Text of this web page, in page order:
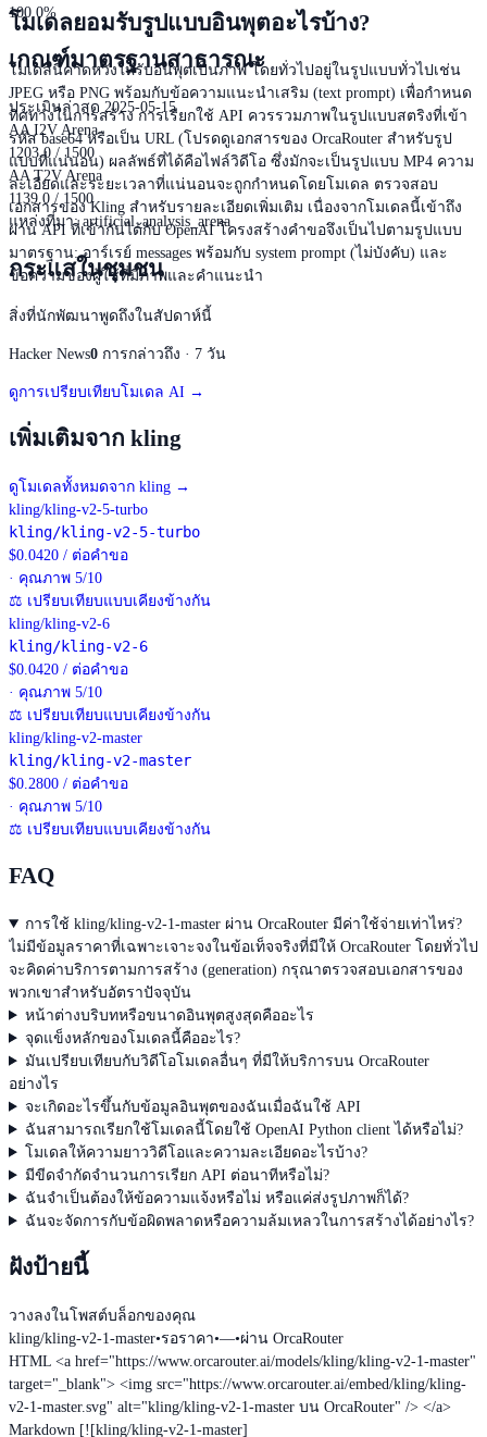
โมเดลยอมรับรูปแบบอินพุตอะไรบ้าง?
โมเดลนี้คาดหวังให้รับอินพุตเป็นภาพ โดยทั่วไปอยู่ในรูปแบบทั่วไปเช่น
JPEG หรือ PNG พร้อมกับข้อความแนะนำเสริม (text prompt) เพื่อกำหนด
ทิศทางในการสร้าง การเรียกใช้ API ควรรวมภาพในรูปแบบสตริงที่เข้า
รหัส base64 หรือเป็น URL (โปรดดูเอกสารของ OrcaRouter สำหรับรูป
แบบที่แน่นอน) ผลลัพธ์ที่ได้คือไฟล์วิดีโอ ซึ่งมักจะเป็นรูปแบบ MP4 ความ
ละเอียดและระยะเวลาที่แน่นอนจะถูกกำหนดโดยโมเดล ตรวจสอบ
เอกสารของ Kling สำหรับรายละเอียดเพิ่มเติม เนื่องจากโมเดลนี้เข้าถึง
ผ่าน API ที่เข้ากันได้กับ OpenAI โครงสร้างคำขอจึงเป็นไปตามรูปแบบ
มาตรฐาน: อาร์เรย์ messages พร้อมกับ system prompt (ไม่บังคับ) และ
ข้อความของผู้ใช้ที่มีภาพและคำแนะนำ
100.0%
เกณฑ์มาตรฐานสาธารณะ
ประเมินล่าสุด 2025-05-15
AA I2V Arena
1203.0 / 1500
AA T2V Arena
1139.0 / 1500
แหล่งที่มา: artificial_analysis_arena
กระแสในชุมชน
สิ่งที่นักพัฒนาพูดถึงในสัปดาห์นี้
Hacker News0 การกล่าวถึง · 7 วัน
ดูการเปรียบเทียบโมเดล AI →
เพิ่มเติมจาก kling
ดูโมเดลทั้งหมดจาก kling →
kling/kling-v2-5-turbo
kling/kling-v2-5-turbo
$0.0420 / ต่อคำขอ
· คุณภาพ 5/10
⚖ เปรียบเทียบแบบเคียงข้างกัน
kling/kling-v2-6
kling/kling-v2-6
$0.0420 / ต่อคำขอ
· คุณภาพ 5/10
⚖ เปรียบเทียบแบบเคียงข้างกัน
kling/kling-v2-master
kling/kling-v2-master
$0.2800 / ต่อคำขอ
· คุณภาพ 5/10
⚖ เปรียบเทียบแบบเคียงข้างกัน
FAQ
การใช้ kling/kling-v2-1-master ผ่าน OrcaRouter มีค่าใช้จ่ายเท่าไหร่?
ไม่มีข้อมูลราคาที่เฉพาะเจาะจงในข้อเท็จจริงที่มีให้ OrcaRouter โดยทั่วไป
จะคิดค่าบริการตามการสร้าง (generation) กรุณาตรวจสอบเอกสารของ
พวกเขาสำหรับอัตราปัจจุบัน
หน้าต่างบริบทหรือขนาดอินพุตสูงสุดคืออะไร
จุดแข็งหลักของโมเดลนี้คืออะไร?
มันเปรียบเทียบกับวิดีโอโมเดลอื่นๆ ที่มีให้บริการบน OrcaRouter
อย่างไร
จะเกิดอะไรขึ้นกับข้อมูลอินพุตของฉันเมื่อฉันใช้ API
ฉันสามารถเรียกใช้โมเดลนี้โดยใช้ OpenAI Python client ได้หรือไม่?
โมเดลให้ความยาววิดีโอและความละเอียดอะไรบ้าง?
มีขีดจำกัดจำนวนการเรียก API ต่อนาทีหรือไม่?
ฉันจำเป็นต้องให้ข้อความแจ้งหรือไม่ หรือแค่ส่งรูปภาพก็ได้?
ฉันจะจัดการกับข้อผิดพลาดหรือความล้มเหลวในการสร้างได้อย่างไร?
ฝังป้ายนี้
วางลงในโพสต์บล็อกของคุณ
kling/kling-v2-1-master•รอราคา•—•ผ่าน OrcaRouter
HTML <a href="https://www.orcarouter.ai/models/kling/kling-v2-1-master"
target="_blank"> <img src="https://www.orcarouter.ai/embed/kling/kling-
v2-1-master.svg" alt="kling/kling-v2-1-master บน OrcaRouter" /> </a>
Markdown [![kling/kling-v2-1-master]